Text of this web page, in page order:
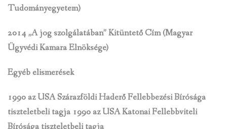
Tudományegyetem)
2014 „A jog szolgálatában” Kitüntető Cím (Magyar
Ügyvédi Kamara Elnöksége)
Egyéb elismerések
1990 az USA Szárazföldi Haderő Fellebbezési Bírósága
tiszteletbeli tagja 1990 az USA Katonai Fellebbviteli
Bírósága tiszteletbeli tagja